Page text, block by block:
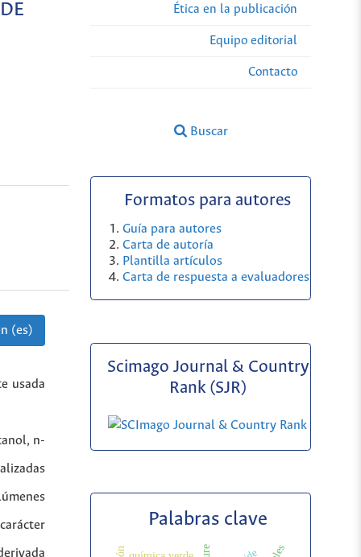
Ética en la publicación
Equipo editorial
Contacto
Buscar
(es)
usada
n-
Formatos para autores
Guía para autores
Carta de autoría
Plantilla artículos
Carta de respuesta a evaluadores
Scimago Journal & Country
Rank (SJR)
Palabras clave